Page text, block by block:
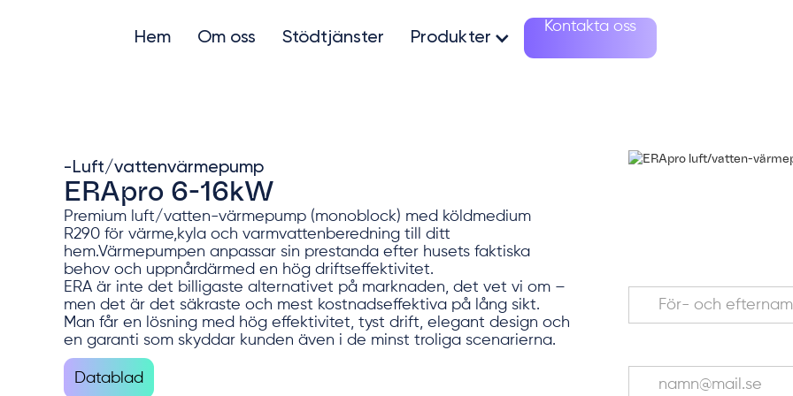
Hem Om oss Stödtjänster Produkter
Kontakta oss
-Luft/vattenvärmepump
ERApro 6-16kW
Premium luft/vatten-värmepump (monoblock) med köldmedium
R290 för värme,kyla och varmvattenberedning till ditt
hem.Värmepumpen anpassar sin prestanda efter husets faktiska
behov och uppnårdärmed en hög driftseffektivitet.
ERA är inte det billigaste alternativet på marknaden, det vet vi om –
men det är det säkraste och mest kostnadseffektiva på lång sikt.
Man får en lösning med hög effektivitet, tyst drift, elegant design och
en garanti som skyddar kunden även i de minst troliga scenarierna.
Datablad